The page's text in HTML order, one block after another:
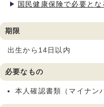
国民健康保険で必要とな
期限
出生から14日以内
必要なもの
本人確認書類（マイナン